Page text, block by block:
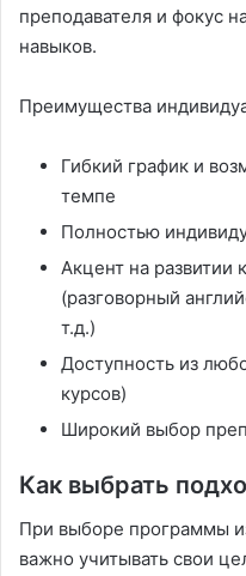
преподавателя и фокус
навыков.
Преимущества
Гибкий график и
темпе
Полностью
Акцент на развитии
(разговорный
т.д.)
Доступность из
курсов)
Широкий выбор
Как выбрать
При выборе программы
важно учитывать свои